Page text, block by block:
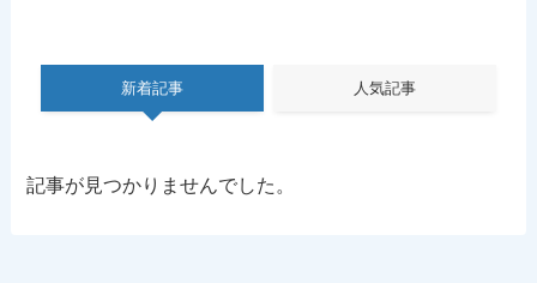
新着記事 人気記事
記事が見つかりませんでした。